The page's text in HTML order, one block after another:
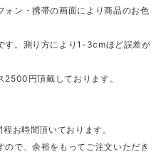
ォン・携帯の画面により商品のお色
す。測り方により1-3cmほど誤差が
2500円頂戴しております。
お時間頂いております。
で、余裕をもってご注文いただき